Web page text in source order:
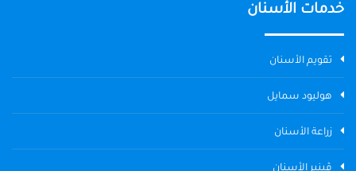
خدمات الأسنان
تقويم الأسنان
هوليود سمايل
زراعة الأسنان